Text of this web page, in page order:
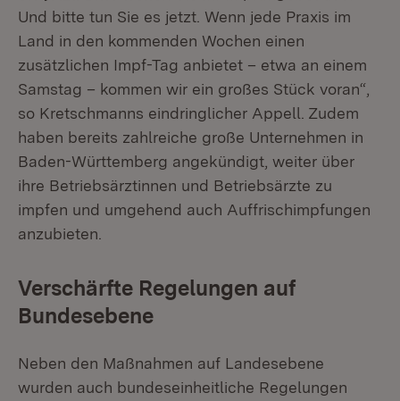
Und bitte tun Sie es jetzt. Wenn jede Praxis im
Land in den kommenden Wochen einen
zusätzlichen Impf-Tag anbietet – etwa an einem
Samstag – kommen wir ein großes Stück voran“,
so Kretschmanns eindringlicher Appell. Zudem
haben bereits zahlreiche große Unternehmen in
Baden-Württemberg angekündigt, weiter über
ihre Betriebsärztinnen und Betriebsärzte zu
impfen und umgehend auch Auffrischimpfungen
anzubieten.
Verschärfte Regelungen auf
Bundesebene
Neben den Maßnahmen auf Landesebene
wurden auch bundeseinheitliche Regelungen